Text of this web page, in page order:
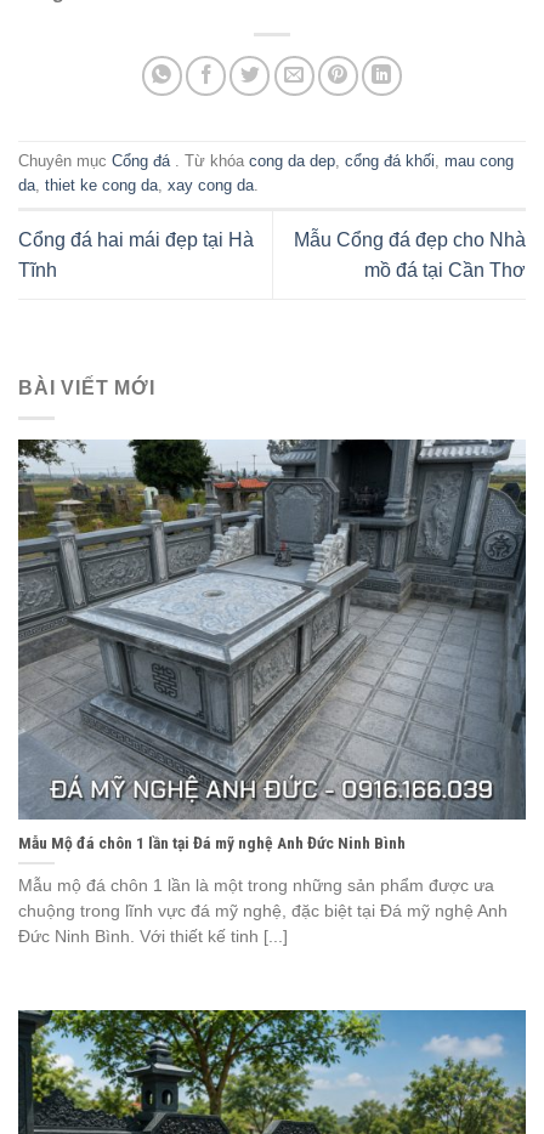
Chuyên mục Cổng đá. Từ khóa cong da dep, cổng đá khối, mau cong
da, thiet ke cong da, xay cong da.
Cổng đá hai mái đẹp tại Hà
Tĩnh
Mẫu Cổng đá đẹp cho Nhà
mồ đá tại Cần Thơ
BÀI VIẾT MỚI
Mẫu Mộ đá chôn 1 lần tại Đá mỹ nghệ Anh Đức Ninh Bình
Mẫu mộ đá chôn 1 lần là một trong những sản phẩm được ưa
chuộng trong lĩnh vực đá mỹ nghệ, đặc biệt tại Đá mỹ nghệ Anh
Đức Ninh Bình. Với thiết kế tinh [...]